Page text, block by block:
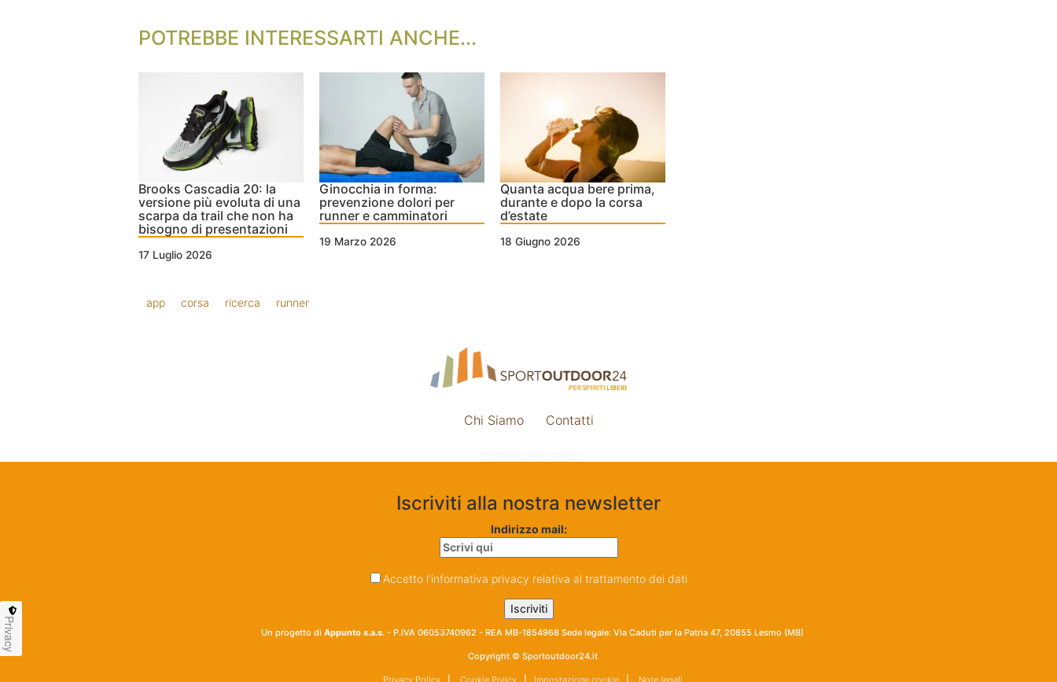
POTREBBE INTERESSARTI ANCHE...
Brooks Cascadia 20: la
versione più evoluta di una
scarpa da trail che non ha
bisogno di presentazioni
17 Luglio 2026
Ginocchia in forma:
prevenzione dolori per
runner e camminatori
19 Marzo 2026
Quanta acqua bere prima,
durante e dopo la corsa
d’estate
18 Giugno 2026
app corsa ricerca runner
Chi Siamo Contatti
Iscriviti alla nostra newsletter
Indirizzo mail:
Accetto l'informativa privacy relativa al trattamento dei dati
Un progetto di Appunto s.a.s. - P.IVA 06053740962 - REA MB-1854968 Sede legale: Via Caduti per la Patria 47, 20855 Lesmo (MB)
Copyright © Sportoutdoor24.it
Privacy Policy| Cookie Policy| Impostazione cookie| Note legali
Privacy